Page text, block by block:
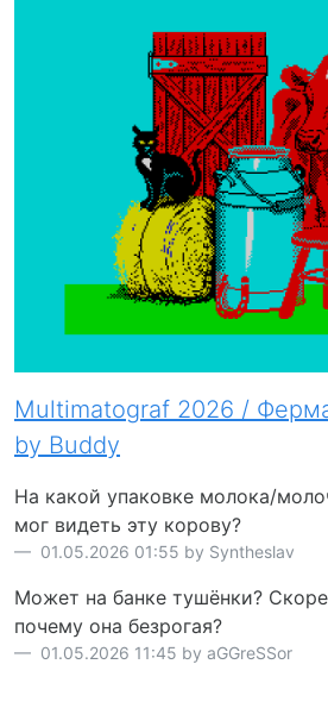
Multimatograf 2026 /
by Buddy
На какой упаковке молока/
мог видеть эту корову?
01.05.2026 01:55 by Syntheslav
Может на банке тушёнки?
почему она безрогая?
01.05.2026 11:45 by aGGreSSor